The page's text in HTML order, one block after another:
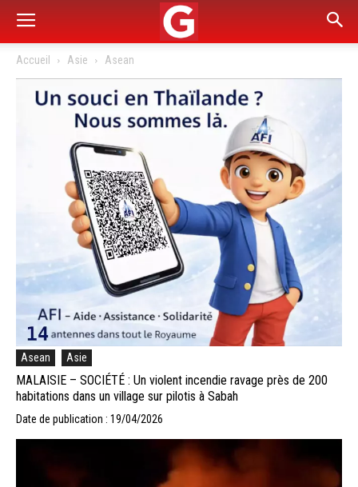
Accueil Asie Asean
Asean Asie
MALAISIE – SOCIÉTÉ : Un violent incendie ravage près de 200
habitations dans un village sur pilotis à Sabah
Date de publication : 19/04/2026